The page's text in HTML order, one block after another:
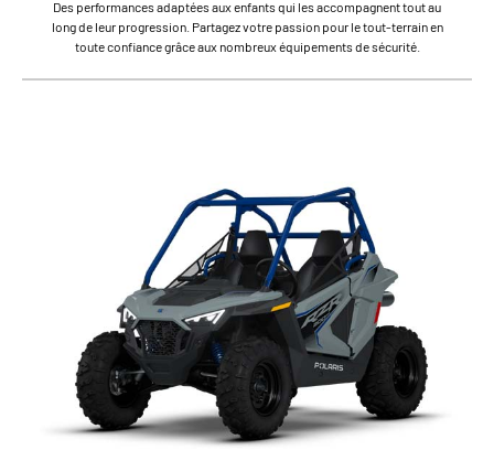
Des performances adaptées aux enfants qui les accompagnent tout au
long de leur progression. Partagez votre passion pour le tout-terrain en
toute confiance grâce aux nombreux équipements de sécurité.